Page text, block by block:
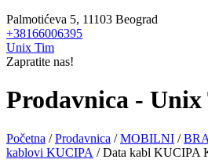
Palmotićeva 5, 11103 Beograd
+38166006395
Unix Tim
Zapratite nas!
Prodavnica -
Početna /Prodavnica /MOBILNI /
kablovi KUCIPA / Data kabl KUCIPA